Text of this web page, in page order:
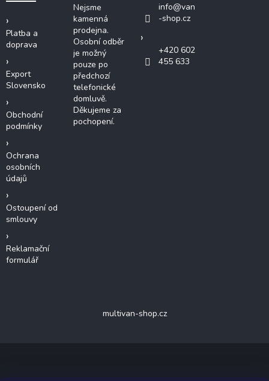
Platba a
doprava
Export
Slovensko
Obchodní
podmínky
Ochrana
osobních
údajů
Ostoupení od
smlouvy
Reklamační
formulář
Nejsme
kamenná
prodejna.
Osobní odběr
je možný
pouze po
předchozí
telefonické
domluvě.
Děkujeme za
pochopení.
info@van
-shop.cz
+420 602
455 633
multivan-shop.cz